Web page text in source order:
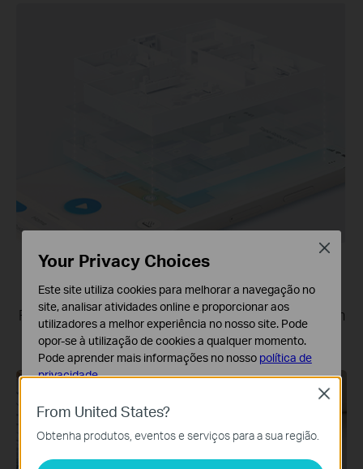
Mapas de Várias Zonas com
Armazenamento Local
Reconhece com precisão os diferentes zonas com
rapidez, com 3 mapas armazenados localmente.
From United States?
Obtenha produtos, eventos e serviços para a sua região.
Close
Your Privacy Choices
Este site utiliza cookies para melhorar a navegação no
site, analisar atividades online e proporcionar aos
utilizadores a melhor experiência no nosso site. Pode
opor-se à utilização de cookies a qualquer momento.
Pode aprender mais informações no nosso política de
privacidade.
Os cookies são necessários para o funcionamento do
website e não podem ser desativados nos seus
Close